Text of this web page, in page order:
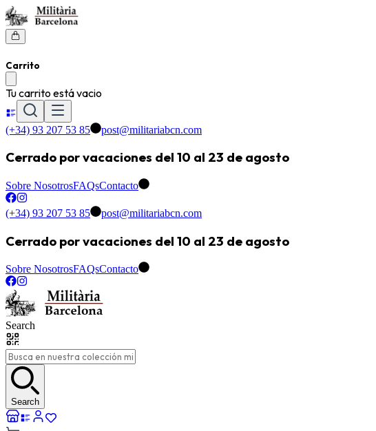
Carrito
Tu carrito está vacio
(+34) 93 207 53 85 post@militariabcn.com
Cerrado por vacaciones del 10 al 23 de agosto
Sobre NosotrosFAQsContacto
(+34) 93 207 53 85 post@militariabcn.com
Cerrado por vacaciones del 10 al 23 de agosto
Sobre NosotrosFAQsContacto
Search
Search